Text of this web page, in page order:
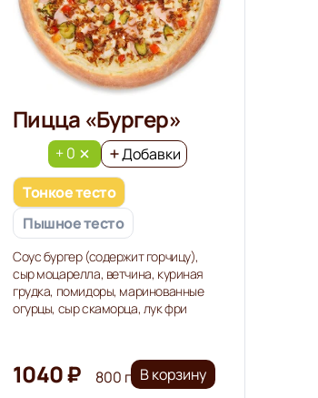
Пицца «Бургер»
+ 0
Добавки
Тонкое тесто
Пышное тесто
Соус бургер (содержит горчицу),
сыр моцарелла, ветчина, куриная
грудка, помидоры, маринованные
огурцы, сыр скаморца, лук фри
1040 ₽ 800 г В корзину